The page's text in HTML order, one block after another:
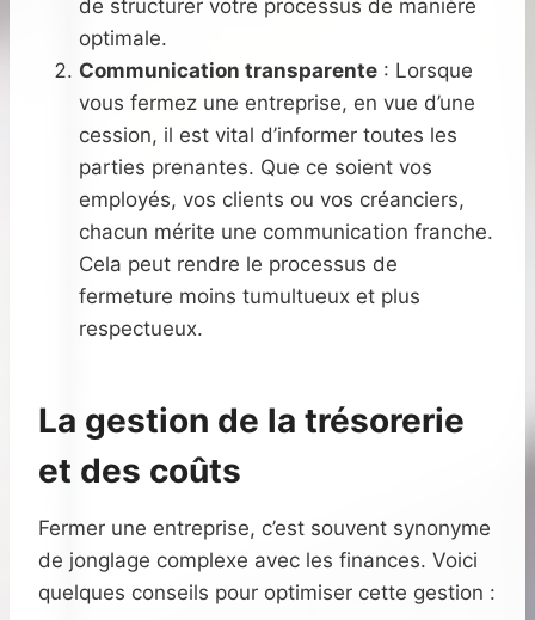
de structurer votre processus de manière
optimale.
Communication transparente : Lorsque
vous fermez une entreprise, en vue d’une
cession, il est vital d’informer toutes les
parties prenantes. Que ce soient vos
employés, vos clients ou vos créanciers,
chacun mérite une communication franche.
Cela peut rendre le processus de
fermeture moins tumultueux et plus
respectueux.
La gestion de la trésorerie
et des coûts
Fermer une entreprise, c’est souvent synonyme
de jonglage complexe avec les finances. Voici
quelques conseils pour optimiser cette gestion :